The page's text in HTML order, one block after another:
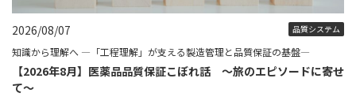
2026/08/07 品質システム
知識から理解へ ―「工程理解」が支える製造管理と品質保証の基盤―
【2026年8月】医薬品品質保証こぼれ話 ～旅のエピソードに寄せ
て～